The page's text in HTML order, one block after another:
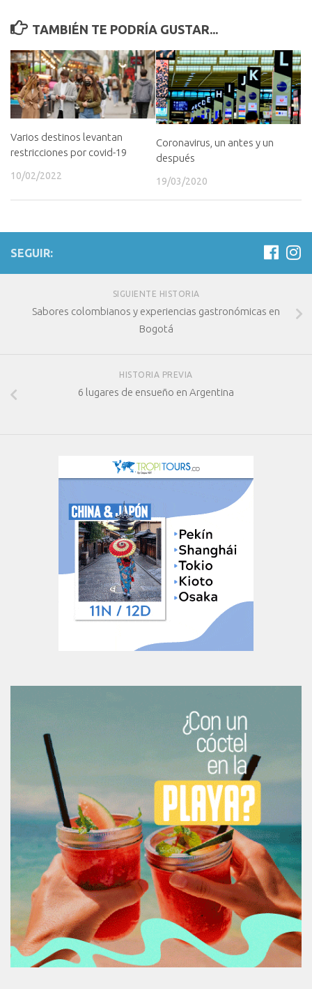
TAMBIÉN TE PODRÍA GUSTAR...
Varios destinos levantan
restricciones por covid-19
10/02/2022
Coronavirus, un antes y un
después
19/03/2020
SEGUIR:
SIGUIENTE HISTORIA
Sabores colombianos y experiencias gastronómicas en
Bogotá
HISTORIA PREVIA
6 lugares de ensueño en Argentina